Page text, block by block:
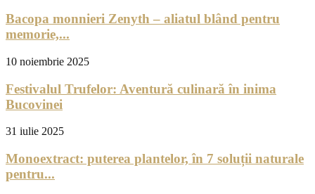
Bacopa monnieri Zenyth – aliatul blând pentru
memorie,...
10 noiembrie 2025
Festivalul Trufelor: Aventură culinară în inima
Bucovinei
31 iulie 2025
Monoextract: puterea plantelor, în 7 soluții naturale
pentru...